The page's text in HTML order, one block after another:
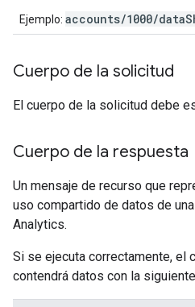
Ejemplo: accounts/1000/
Cuerpo de la solicitud
El cuerpo de la solicitud debe
Cuerpo de la respuesta
Un mensaje de recurso que
uso compartido de datos de
Analytics.
Si se ejecuta correctamente, el
contendrá datos con la